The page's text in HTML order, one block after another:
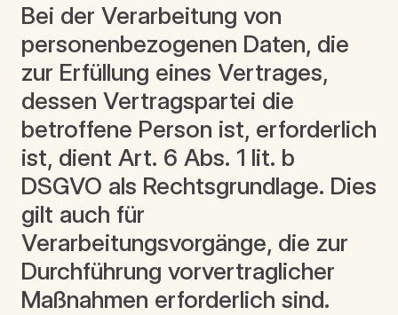
Bei der Verarbeitung von
personenbezogenen Daten, die
zur Erfüllung eines Vertrages,
dessen Vertragspartei die
betroffene Person ist, erforderlich
ist, dient Art. 6 Abs. 1 lit. b
DSGVO als Rechtsgrundlage. Dies
gilt auch für
Verarbeitungsvorgänge, die zur
Durchführung vorvertraglicher
Maßnahmen erforderlich sind.